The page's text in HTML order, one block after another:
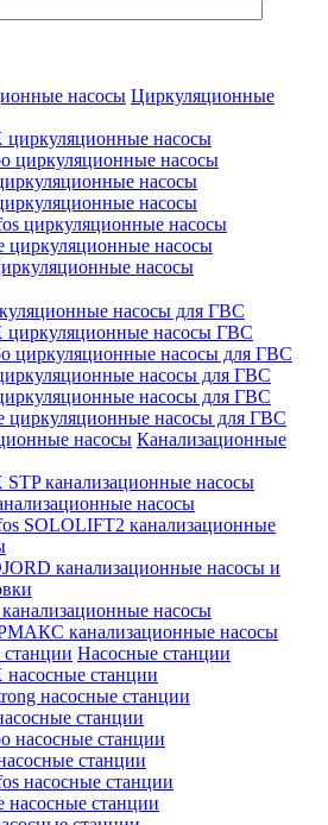
Циркуляционные
циркуляционные насосы
циркуляционные насосы
насосы
насосы
циркуляционные насосы
циркуляционные насосы
насосы
насосы для ГВС
циркуляционные насосы ГВС
циркуляционные насосы для ГВС
насосы для ГВС
насосы для ГВС
циркуляционные насосы для ГВС
Канализационные
STP канализационные насосы
насосы
SOLOLIFT2 канализационные
канализационные насосы и
насосы
канализационные насосы
Насосные станции
насосные станции
насосные станции
станции
насосные станции
станции
насосные станции
насосные станции